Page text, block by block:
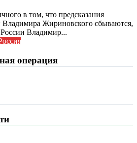
в том, что предсказания
Жириновского сбываются,
России Владимир...
операция